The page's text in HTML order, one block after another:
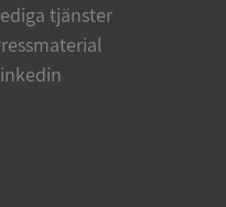
tjänster